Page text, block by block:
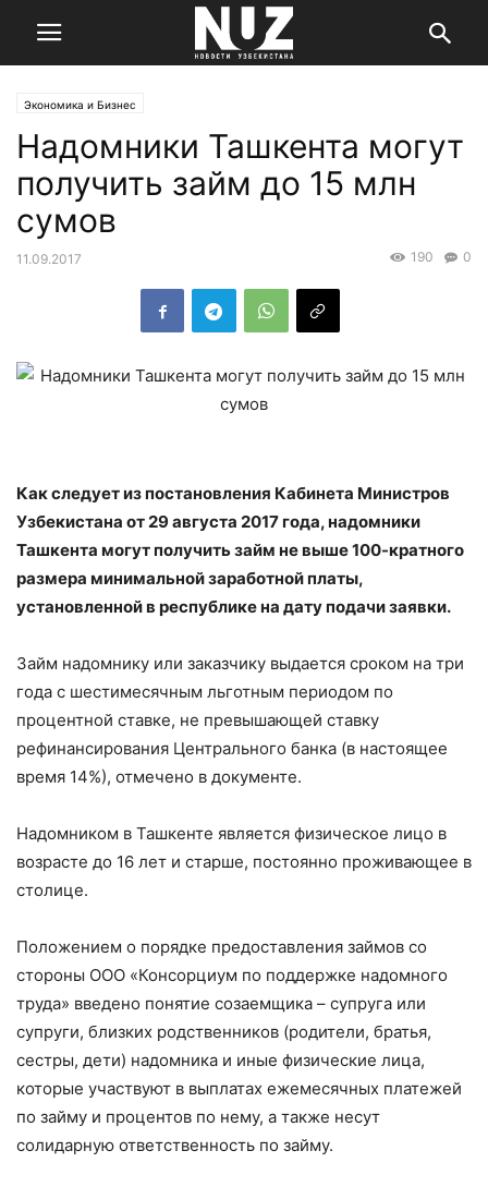
Экономика и Бизнес
Надомники Ташкента могут
получить займ до 15 млн
сумов
11.09.2017 0
190
Как следует из постановления Кабинета Министров
Узбекистана от 29 августа 2017 года, надомники
Ташкента могут получить займ не выше 100-кратного
размера минимальной заработной платы,
установленной в республике на дату подачи заявки.
Займ надомнику или заказчику выдается сроком на три
года с шестимесячным льготным периодом по
процентной ставке, не превышающей ставку
рефинансирования Центрального банка (в настоящее
время 14%), отмечено в документе.
Надомником в Ташкенте является физическое лицо в
возрасте до 16 лет и старше, постоянно проживающее в
столице.
Положением о порядке предоставления займов со
стороны ООО «Консорциум по поддержке надомного
труда» введено понятие созаемщика – супруга или
супруги, близких родственников (родители, братья,
сестры, дети) надомника и иные физические лица,
которые участвуют в выплатах ежемесячных платежей
по займу и процентов по нему, а также несут
солидарную ответственность по займу.